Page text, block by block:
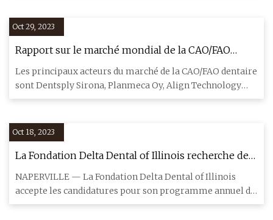
Oct 29, 2023
Rapport sur le marché mondial de la CAO/FAO
dentaire 2023
Les principaux acteurs du marché de la CAO/FAO dentaire
sont Dentsply Sirona, Planmeca Oy, Align Technology
Inc., Instit
Oct 18, 2023
La Fondation Delta Dental of Illinois recherche des
demandes de subventions communautaires
NAPERVILLE — La Fondation Delta Dental of Illinois
accepte les candidatures pour son programme annuel de
subventions co